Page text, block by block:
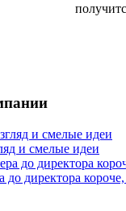
и смелые идеи
до директора